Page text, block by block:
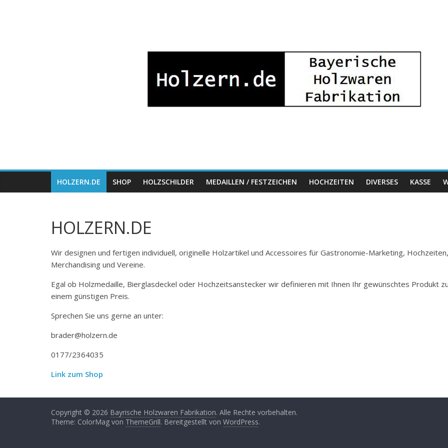
Holzwaren
Fabrikation
HOLZERN.DE SHOP HOLZSCHILDER MEDAILLEN / FESTZEICHEN HOCHZEITEN DIVERSES KASSE
HOLZERN.DE
Wir designen und fertigen individuell, originelle Holzartikel und Accessoires für Gastronomie-Marketing, Hochzeiten,
Merchandising und Vereine.
Egal ob Holzmedaille, Bierglasdeckel oder Hochzeitsanstecker wir definieren mit Ihnen Ihr gewünschtes Produkt
einem günstigen Preis.
Sprechen Sie uns gerne an unter:
brader@holzern.de
0177/2364035
Link zum Shop
Copyright © 2026 Bayrische Holzwaren Fabrikation. Alle Rechte vorbehalten.
Theme: ColorMag von ThemeGrill. Bereitgestellt von WordPress.